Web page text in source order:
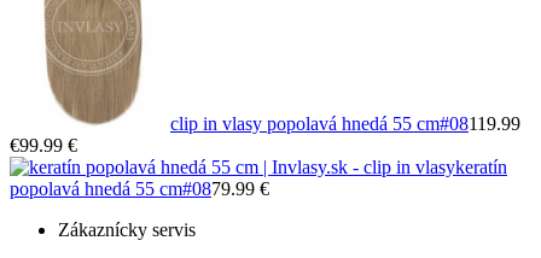
clip in vlasy popolavá hnedá 55 cm#08119.99
€99.99 €
keratín
popolavá hnedá 55 cm#0879.99 €
Zákaznícky servis